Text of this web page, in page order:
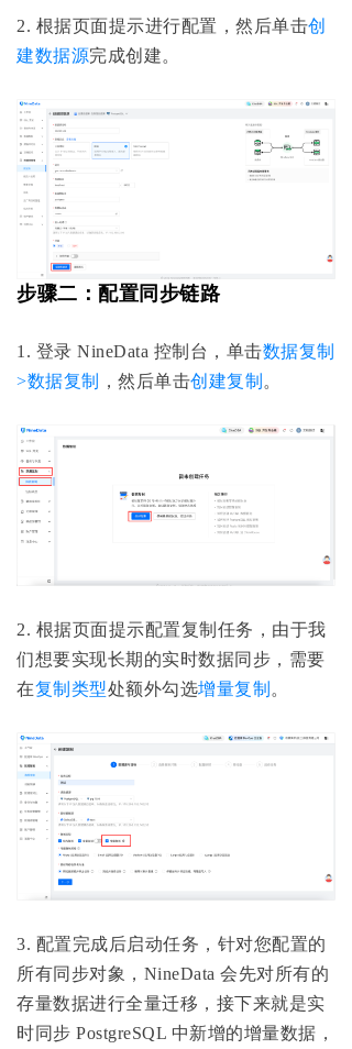
2. 根据页面提示进行配置，然后单击创
建数据源完成创建。
步骤二：配置同步链路
1. 登录 NineData 控制台，单击数据复制
>数据复制
，然后单击创建复制 。
2. 根据页面提示配置复制任务，由于我
们想要实现长期的实时数据同步，需要
在复制类型处额外勾选增量复制 。
3. 配置完成后启动任务，针对您配置的
所有同步对象，NineData 会先对所有的
存量数据进行全量迁移，接下来就是实
时同步 PostgreSQL 中新增的增量数据，